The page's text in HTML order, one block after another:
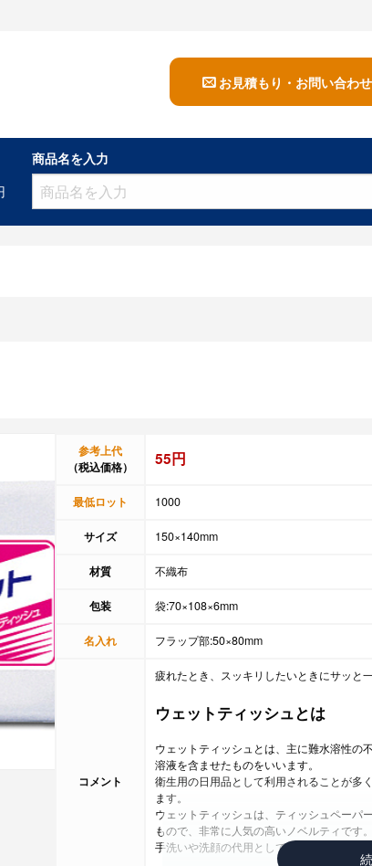
お見積もり・お問い合わせ
商品名を入力
参考上代
（税込価格）
55円
最低ロット 1000
サイズ 150×140mm
材質 不織布
包装 袋:70×108×6mm
名入れ フラップ部:50×80mm
コメント
疲れたとき、スッキリしたいときにサッと
ウェットティッシュとは
ウェットティッシュとは、主に難水溶性の
溶液を含ませたものをいいます。
衛生用の日用品として利用されることが多
ます。
ウェットティッシュは、ティッシュペーパ
もので、非常に人気の高いノベルティです。
手洗いや洗顔の代用として使われたり、子